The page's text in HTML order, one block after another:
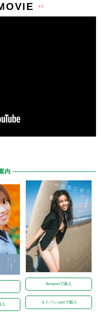
内
入
Amazonで購入
ヨドバシ.comで購入